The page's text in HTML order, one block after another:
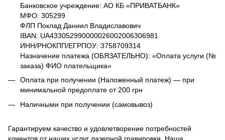
Банковское учреждение: АО КБ «ПРИВАТБАНК»
МФО: 305299
ФЛП Поклад Даниил Владиславович
IBAN: UA433052990000026002006306981
ИНН/РНОКПП/ЕГРПОУ: 3758709314
Назначение платежа (ОБЯЗАТЕЛЬНО): «Оплата услуги (№
заказа) ФИО плательщика»
Оплата при получении (Наложенный платеж) — при
минимальной предоплате от 200 грн
Наличными при получении (самовывоз)
Гарантируем качество и удовлетворение потребностей